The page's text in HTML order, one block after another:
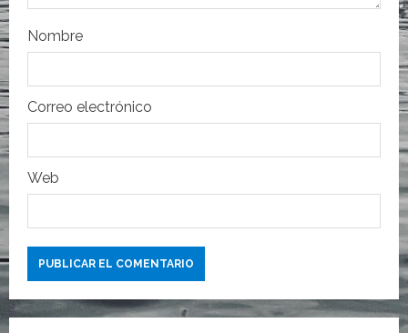
r
a
d
a
s
Nombre
Correo electrónico
Web